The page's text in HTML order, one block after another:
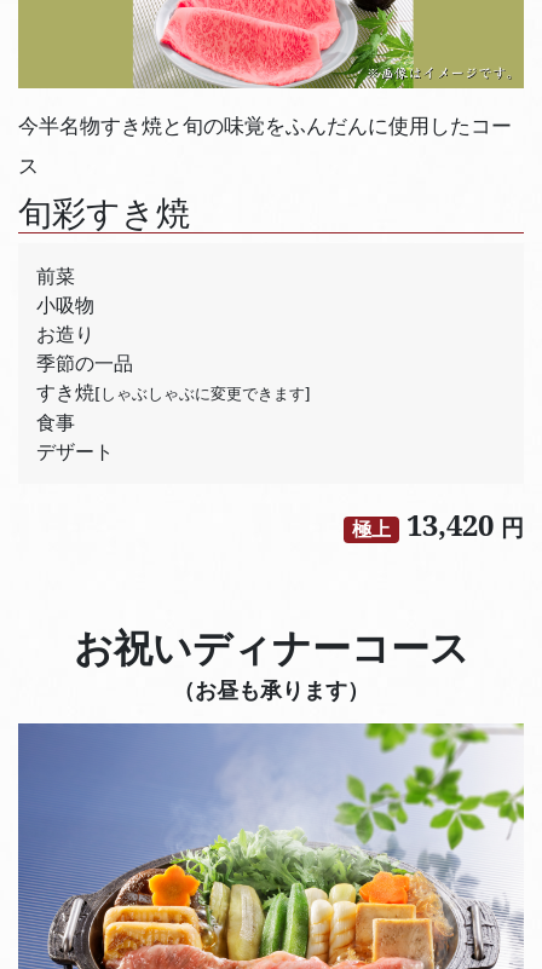
今半名物すき焼と旬の味覚をふんだんに使用したコー
ス
旬彩すき焼
前菜
小吸物
お造り
季節の一品
すき焼[しゃぶしゃぶに変更できます]
食事
デザート
極上 13,420 円
お祝いディナーコース
（お昼も承ります）